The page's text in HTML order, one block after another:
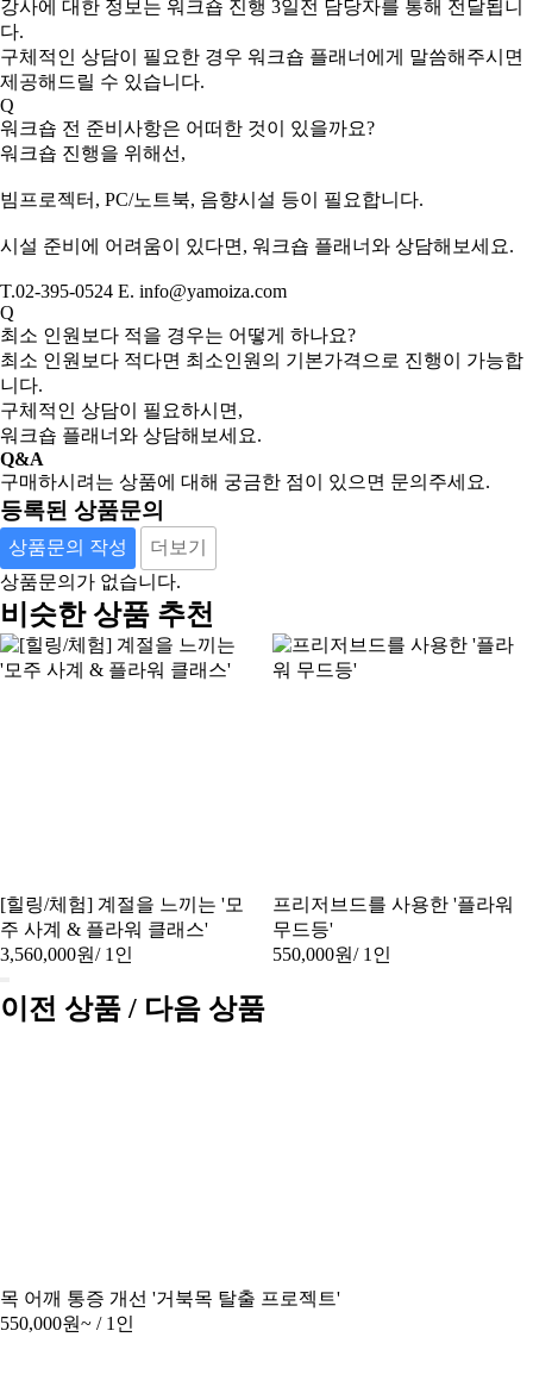
강사에 대한 정보는 워크숍 진행 3일전 담당자를 통해 전달됩니
다.
구체적인 상담이 필요한 경우 워크숍 플래너에게 말씀해주시면
제공해드릴 수 있습니다.
Q
워크숍 전 준비사항은 어떠한 것이 있을까요?
워크숍 진행을 위해선,
빔프로젝터, PC/노트북, 음향시설 등이 필요합니다.
시설 준비에 어려움이 있다면, 워크숍 플래너와 상담해보세요.
T.02-395-0524 E. info@yamoiza.com
Q
최소 인원보다 적을 경우는 어떻게 하나요?
최소 인원보다 적다면 최소인원의 기본가격으로 진행이 가능합
니다.
구체적인 상담이 필요하시면,
워크숍 플래너와 상담해보세요.
Q&A
구매하시려는 상품에 대해 궁금한 점이 있으면 문의주세요.
등록된 상품문의
상품문의 작성
더보기
상품문의가 없습니다.
비슷한 상품 추천
[힐링/체험] 계절을 느끼는 '모
주 사계 & 플라워 클래스'
3,560,000원/ 1인
프리저브드를 사용한 '플라워
무드등'
550,000원/ 1인
이전 상품 / 다음 상품
목 어깨 통증 개선 '거북목 탈출 프로젝트'
550,000원~ / 1인